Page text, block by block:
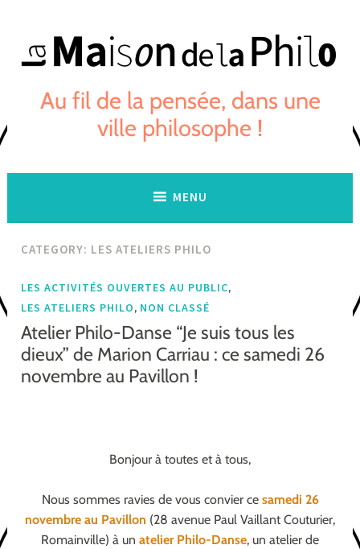
content
Au fil de la pensée, dans une
ville philosophe !
MENU
CATEGORY: LES ATELIERS PHILO
LES ACTIVITÉS OUVERTES AU PUBLIC,
LES ATELIERS PHILO, NON CLASSÉ
Atelier Philo-Danse “Je suis tous les
dieux” de Marion Carriau : ce samedi 26
novembre au Pavillon !
Bonjour à toutes et à tous,
Nous sommes ravies de vous convier ce samedi 26
novembre au Pavillon (28 avenue Paul Vaillant Couturier,
Romainville) à un atelier Philo-Danse, un atelier de